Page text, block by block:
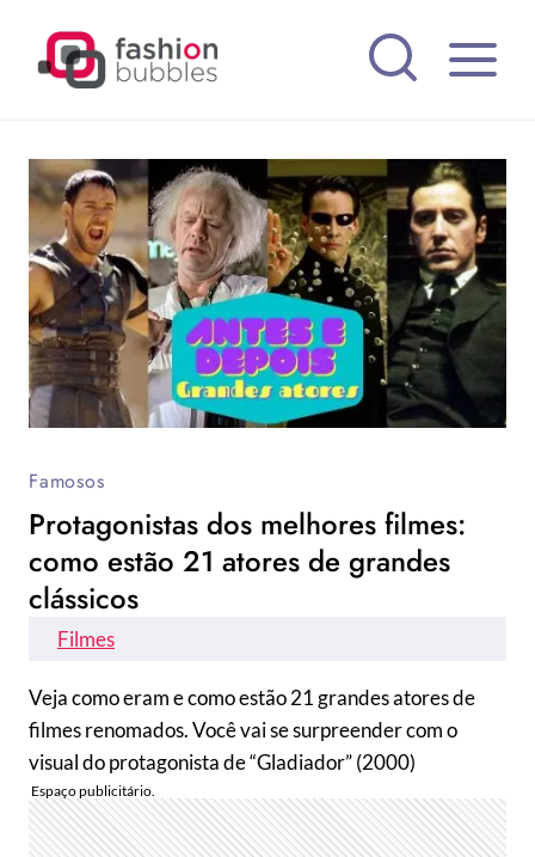
Famosos
Protagonistas dos melhores filmes:
como estão 21 atores de grandes
clássicos
Filmes
Veja como eram e como estão 21 grandes atores de
filmes renomados. Você vai se surpreender com o
visual do protagonista de “Gladiador” (2000)